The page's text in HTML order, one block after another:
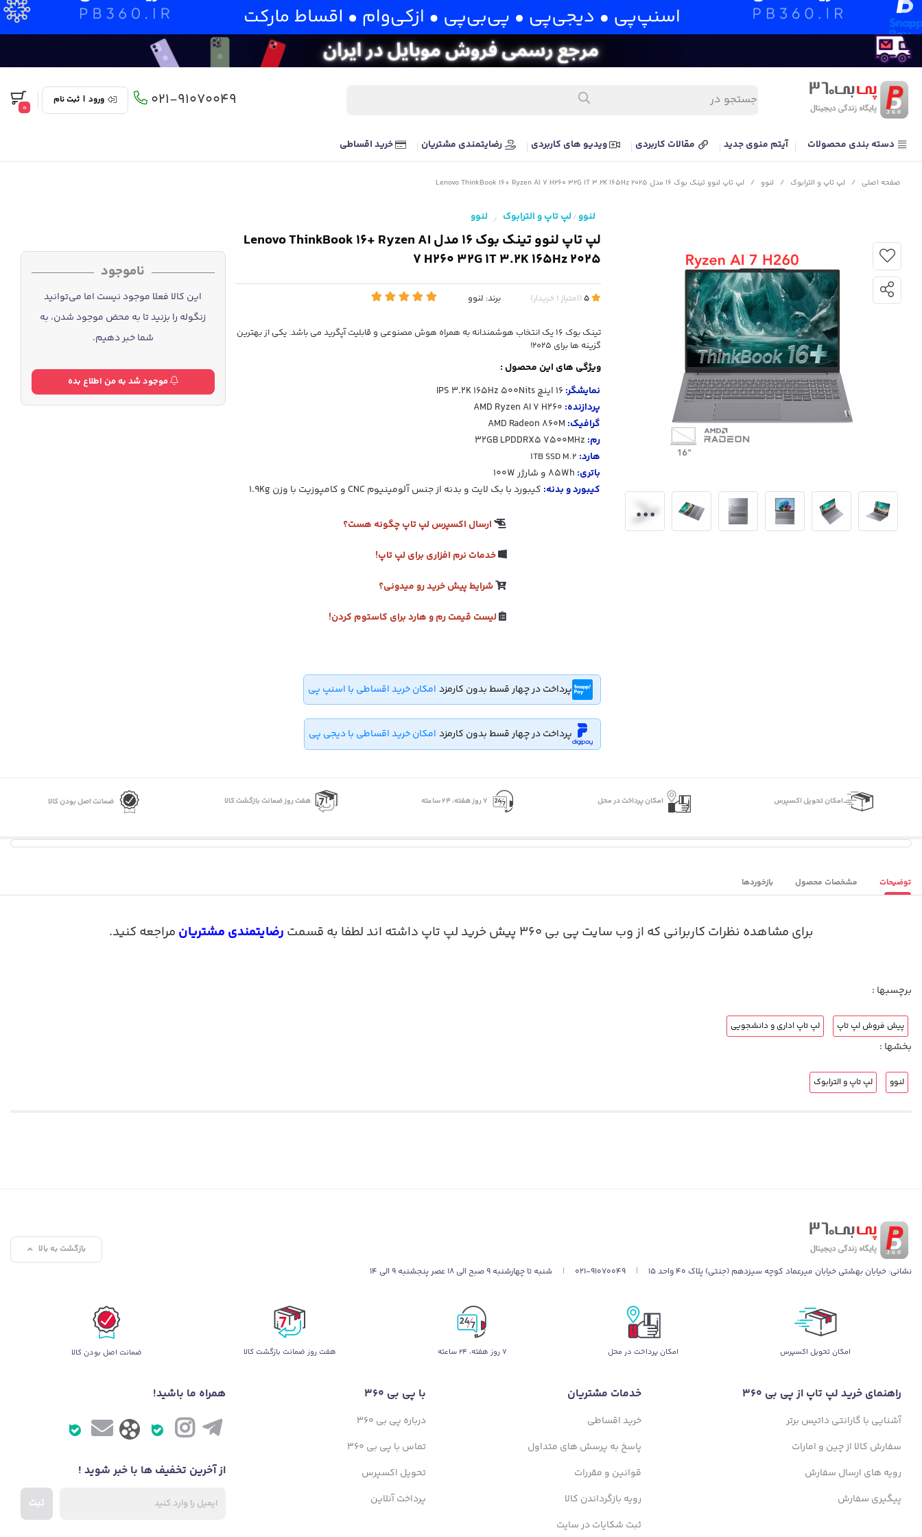
021-91070049 ورود | ثبت نام
0
دسته بندی محصولات آیتم منوی جدید مقالات کاربردی ویدیو های کاربردی رضایتمندی مشتریان خرید اقساطی
صفحه اصلی / لپ تاپ و الترابوک / لنوو / لپ تاپ لنوو تینک بوک 16 مدل Lenovo ThinkBook 16+ Ryzen AI 7 H260 32G 1T 3.2K 165Hz 2025
لنوو/ لپ تاپ و الترابوک / لنوو
لپ تاپ لنوو تینک بوک 16 مدل Lenovo ThinkBook 16+ Ryzen AI
7 H260 32G 1T 3.2K 165Hz 2025
(امتیاز 1 خریدار) برند: لنوو
تینک بوک 16 یک انتخاب هوشمندانه به همراه هوش مصنوعی و قابلیت آپگرید می باشد. یکی از بهترین
گزینه ها برای 2025!
ویژگی های این محصول :
نمایشگر:16 اینچ IPS 3.2K165Hz 500Nits
پردازنده: AMD Ryzen AI 7 H260
گرافیک: AMD Radeon 860M
رم: 32GB LPDDRX5 7500MHz
هارد:
باتری: 85Wh و شارژر 100W
کیبورد و بدنه: کیبورد با بک لایت و بدنه از جنسآلومینیوم CNC و کامپوزیت با وزن 1.9Kg
ارسال اکسپرس لپ تاپ چگونه هست؟
خدمات نرم افزاری برای لپ تاپ!
شرایط پیش خرید رو میدونی؟
لیست قیمت رم و هارد برای کاستوم کردن!
پرداخت در چهار قسط بدون کارمزد امکان خرید اقساطی با اسنپ پی
پرداخت در چهار قسط بدون کارمزد امکان خرید اقساطی با دیجی پی
ناموجود
این کالا فعلا موجود نیست اما می‌توانید
زنگوله را بزنید تا به محض موجود شدن، به
شما خبر دهیم.
موجود شد به من اطلاع بده
اﻣﮑﺎن ﺗﺤﻮﯾﻞ اﮐﺴﭙﺮس امکان پرداخت در محل ۷ روز ﻫﻔﺘﻪ، ۲۴ ﺳﺎﻋﺘﻪ هفت روز ضمانت بازگشت کالا ضمانت اصل بودن کالا
توضیحات مشخصات محصول بازخوردها
برای مشاهده نظرات کاربرانی که از وب سایت پی بی ٣۶٠ پیش خرید لپ تاپ داشته اند لطفا به قسمت رضایتمندی مشتریان مراجعه کنید.
برچسبها :
پیش فروش لپ تاپ لپ تاپ اداری و دانشجویی
بخشها :
لنوو لپ تاپ و الترابوک
نشانی: خیابان بهشتی خیابان میرعماد کوچه سیزدهم (جنتی) پلاک ۴۰ واحد ۱۵ |
021-91070049
| شنبه تا چهارشنبه 9 صبح الی 18 عصر پنجشنبه 9 الی 14
بازگشت به بالا
اﻣﮑﺎن ﺗﺤﻮﯾﻞ اﮐﺴﭙﺮس امکان پرداخت در محل ۷ روز ﻫﻔﺘﻪ، ۲۴ ﺳﺎﻋﺘﻪ هفت روز ضمانت بازگشت کالا ضمانت اصل بودن کالا
راهنمای خرید لپ تاپ از پی بی 360
آشنایی با گارانتی داتیس برتر
سفارش کالا از چین و امارات
رویه های ارسال سفارش
پیگیری سفارش
خدمات مشتریان
خرید اقساطی
پاسخ به پرسش های متداول
قوانین و مقررات
رویه بازگرداندن کالا
ثبت شکایات در سایت
با پی بی 360
درباره پی بی 360
تماس با پی بی 360
تحویل اکسپرس
پرداخت آنلاین
همراه ما باشید!
از آخرین تخفیف ها با خبر شوید !
ثبت